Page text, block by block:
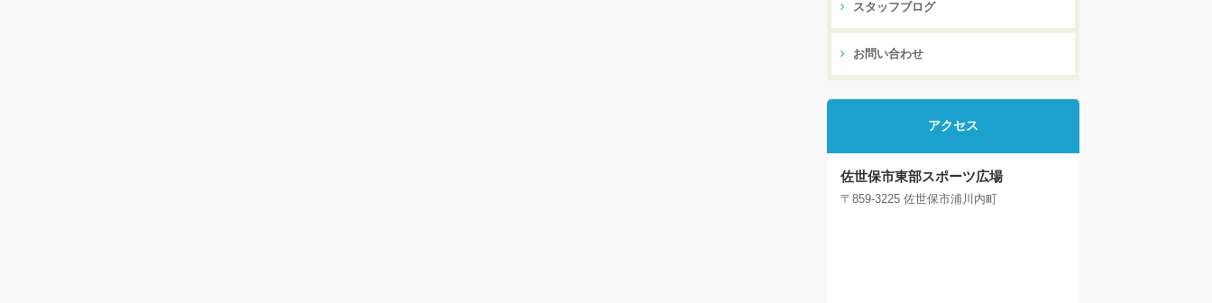
スタッフブログ
お問い合わせ
アクセス
佐世保市東部スポーツ広場
〒859-3225 佐世保市浦川内町